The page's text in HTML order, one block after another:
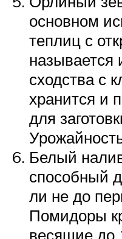
основном
теплиц с
называется
сходства с
хранится и
для
Белый
способный
ли не до
Помидоры
весящие до